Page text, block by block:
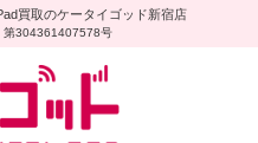
買取のケータイゴッド新宿店
304361407578号